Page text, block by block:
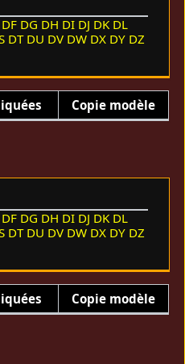
DF DG DH DI DJ DK DL
DT DU DV DW DX DY DZ
Copie modèle
DF DG DH DI DJ DK DL
DT DU DV DW DX DY DZ
Copie modèle